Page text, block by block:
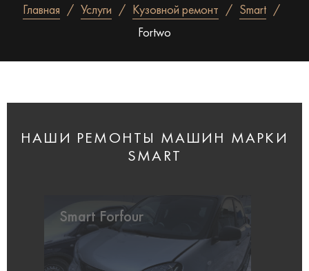
Главная Услуги Кузовной ремонт
Smart
Fortwo
НАШИ РЕМОНТЫ МАШИН МАРКИ
SMART
Smart Forfour